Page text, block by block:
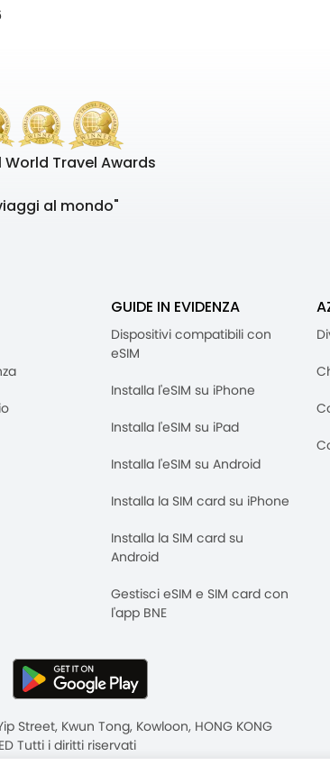
World Travel Awards
al mondo"
GUIDE IN EVIDENZA
Dispositivi compatibili con
eSIM
Installa l'eSIM su iPhone
Installa l'eSIM su iPad
Installa l'eSIM su Android
Installa la SIM card su iPhone
Installa la SIM card su
Android
Gestisci eSIM e SIM card con
l'app BNE
Street, Kwun Tong, Kowloon, HONG KONG
Tutti i diritti riservati